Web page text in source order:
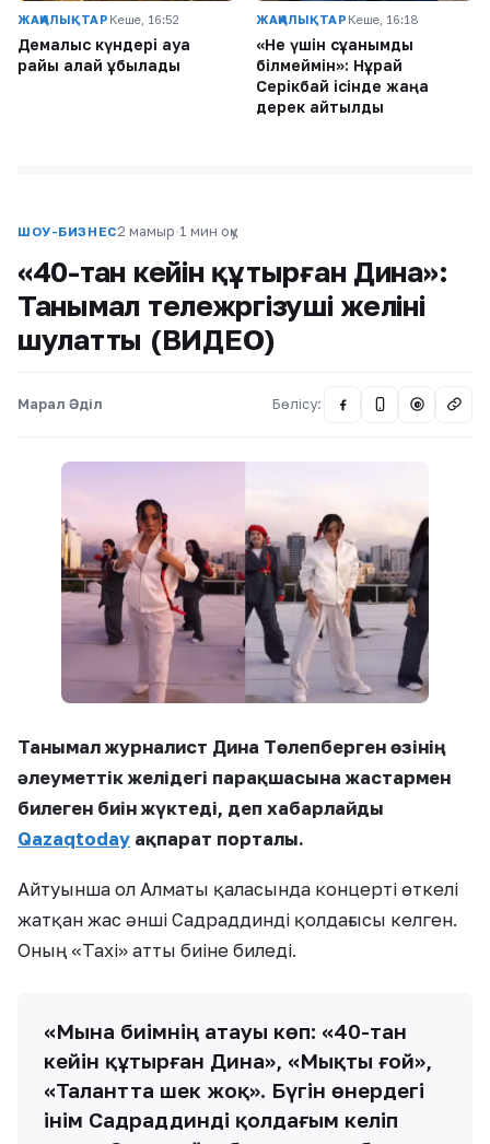
ЖАҢАЛЫҚТАР Кеше, 16:52
Демалыс күндері ауа
райы қалай құбылады
ЖАҢАЛЫҚТАР Кеше, 16:18
«Не үшін сұққанымды
білмеймін»: Нұрай
Серікбай ісінде жаңа
дерек айтылды
ШОУ-БИЗНЕС2 мамыр·1 мин оқу
«40-тан кейін құтырған Дина»:
Танымал тележүргізуші желіні
шулатты (ВИДЕО)
Марал Әділ Бөлісу: @
Танымал журналист Дина Төлепберген өзінің
әлеуметтік желідегі парақшасына жастармен
билеген биін жүктеді, деп хабарлайды
Qazaqtoday ақпарат порталы.
Айтуынша ол Алматы қаласында концерті өткелі
жатқан жас әнші Садраддинді қолдағысы келген.
Оның «Таxi» атты биіне биледі.
«Мына биімнің атауы көп: «40-тан
кейін құтырған Дина», «Мықты ғой»,
«Талантта шек жоқ». Бүгін өнердегі
інім Садраддинді қолдағым келіп